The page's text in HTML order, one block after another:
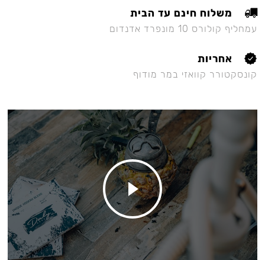
משלוח חינם עד הבית
עמחליף קולורס 10 מונפרד אדנדום
אחריות
קונסקטורר קוואזי במר מודוף